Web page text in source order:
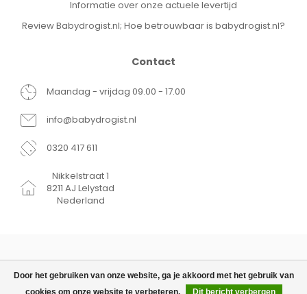
Door het gebruiken van onze website, ga je akkoord met het gebruik van
cookies om onze website te verbeteren.
Dit bericht verbergen
Informatie over onze actuele levertijd
Review Babydrogist.nl; Hoe betrouwbaar is babydrogist.nl?
Contact
Maandag - vrijdag 09.00 - 17.00
info@babydrogist.nl
0320 417 611
Nikkelstraat 1
8211 AJ Lelystad
Nederland